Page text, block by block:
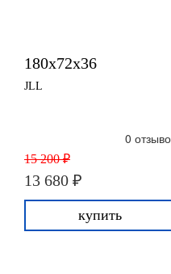
180x72x36
JLL
0
15 200 ₽
13 680 ₽
купить